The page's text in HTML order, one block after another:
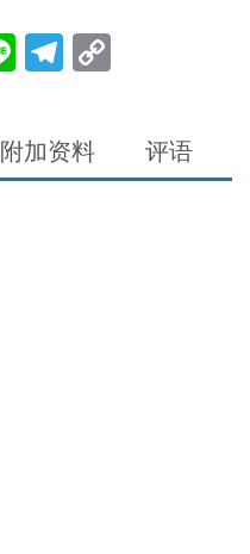
LineTelegram
附加资料 评语